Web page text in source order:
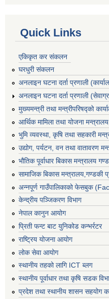
Quick Links
एकिकृत कर संकलन
घरधुरी संकलन
अनलाइन घटना दर्ता प्रणाली
अनलाइन घटना दर्ता प्रणाली
मुख्यमन्त्री तथा मन्त्रीपरिषद्को
आर्थिक मामिला तथा योजना
भुमि व्यवस्था, कृषि तथा सहकारी
उद्योग, पर्यटन, वन तथा वातावरण
भौतिक पूर्वाधार बिकास मन्त्रालय
सामाजिक बिकास मन्त्रालय,गण्डकी
अन्नपूर्ण गाउँपालिकाको फेसबुक
केन्द्रीय पञ्जिकरण विभाग
नेपाल कानुन आयोग
प्रिती फन्ट बाट युनिकोड कन्भर्रटर
राष्ट्रिय योजना आयोग
लोक सेवा आयोग
स्थानीय तहको लागि ICT ब्लग
स्थानीय पूर्वाधार तथा कृषि सडक
प्रदेश तथा स्थानीय शासन सहयोग